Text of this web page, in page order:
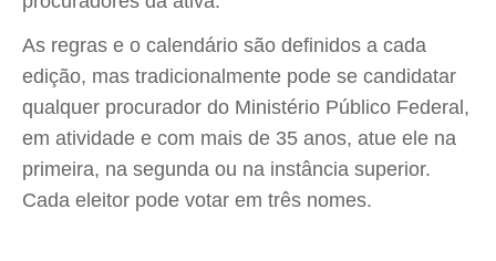
As regras e o calendário são definidos a cada
edição, mas tradicionalmente pode se candidatar
qualquer procurador do Ministério Público Federal,
em atividade e com mais de 35 anos, atue ele na
primeira, na segunda ou na instância superior.
Cada eleitor pode votar em três nomes.